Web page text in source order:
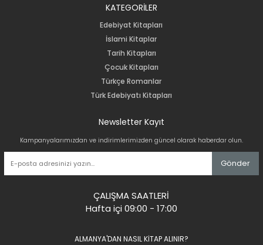
KATEGORİLER
Edebiyat Kitapları
İslami Kitaplar
Tarih Kitapları
Çocuk Kitapları
Türkçe Romanlar
Türk Edebiyatı Kitapları
Newsletter Kayıt
Kampanyalarımızdan ve indirimlerimizden güncel olarak haberdar olun.
Gönder
ÇALIŞMA SAATLERİ
Hafta içi 09:00 - 17:00
ALMANYA'DAN NASIL KİTAP ALINIR?